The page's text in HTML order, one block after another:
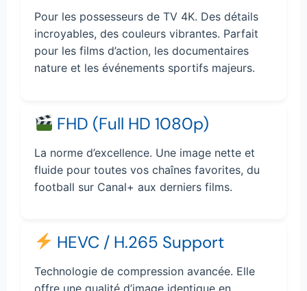
Pour les possesseurs de TV 4K. Des détails
incroyables, des couleurs vibrantes. Parfait
pour les films d’action, les documentaires
nature et les événements sportifs majeurs.
FHD (Full HD 1080p)
La norme d’excellence. Une image nette et
fluide pour toutes vos chaînes favorites, du
football sur Canal+ aux derniers films.
HEVC / H.265 Support
Technologie de compression avancée. Elle